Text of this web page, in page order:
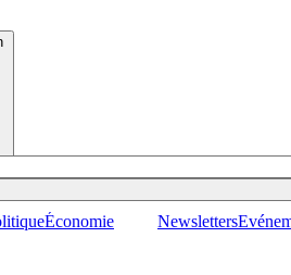
Économie Newsletters